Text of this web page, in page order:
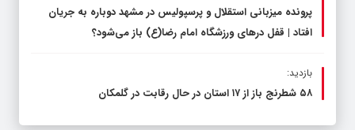
پرونده میزبانی استقلال و پرسپولیس در مشهد دوباره به جریان
افتاد | قفل در‌های ورزشگاه امام رضا(ع) باز می‌شود؟
بازدید:
۵۸ شطرنج‌ باز از ۱۷ استان در حال رقابت در گلمکان